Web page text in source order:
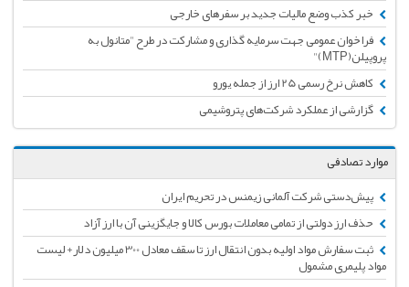
خبر کذب وضع مالیات جدید بر سفرهای خارجی
فراخوان عمومی جهت سرمایه گذاری و مشارکت در طرح "متانول به
پروپیلن(MTP)"
کاهش نرخ رسمی 25 ارز از جمله یورو
گزارشی از عملکرد شرکت‌های پتروشیمی
موارد تصادفی
پیش‌دستی شرکت آلمانی زیمنس در تحریم ایران
حذف ارز دولتی از تمامی معاملات بورس کالا و جایگزینی آن با ارز آزاد
ثبت سفارش مواد اولیه بدون انتقال ارز تا سقف معادل 300 میلیون دلار+ لیست
مواد پلیمری مشمول